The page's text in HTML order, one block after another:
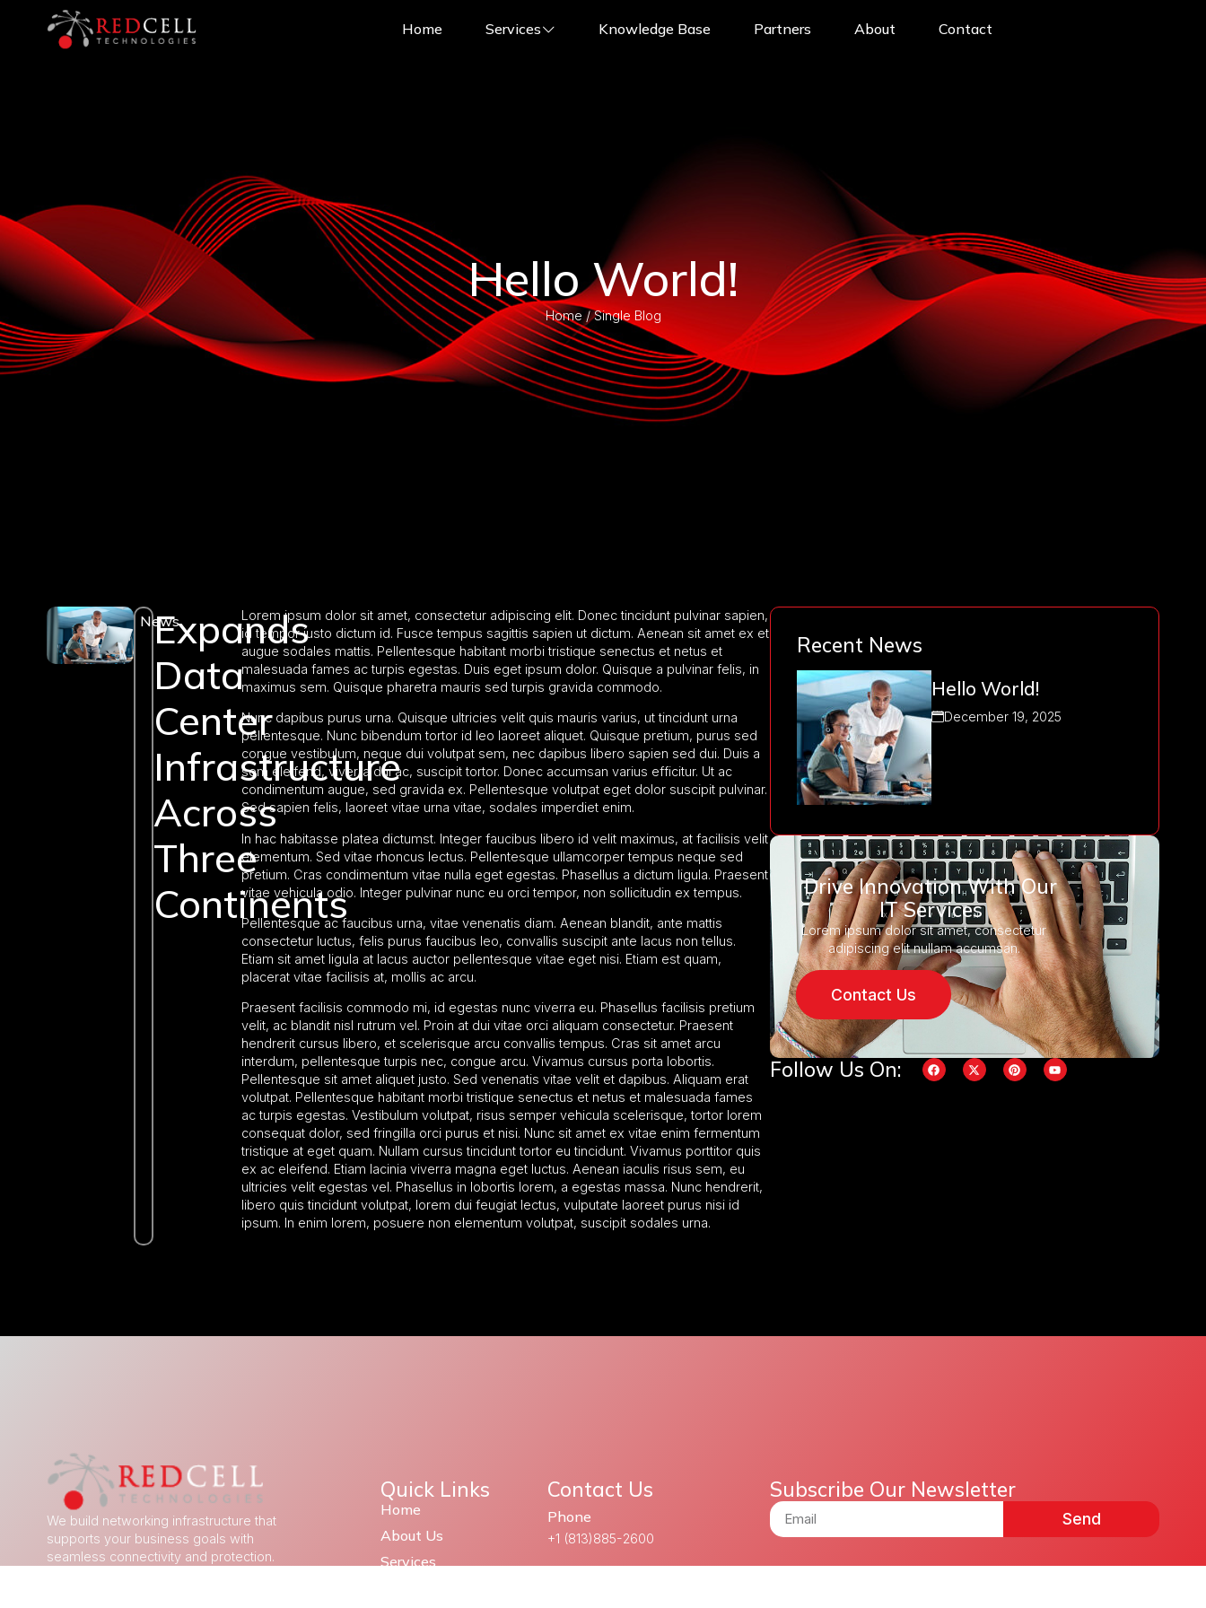
Home Services Knowledge Base Partners About Contact
Hello World!
Home /Single Blog
News
Expands
Data
Center
Infrastructure
Across
Three
Continents
Lorem ipsum dolor sit amet, consectetur adipiscing elit. Donec tincidunt pulvinar sapien,
id tempor justo dictum id. Fusce tempus sagittis sapien ut dictum. Aenean sit amet ex et
augue sodales mattis. Pellentesque habitant morbi tristique senectus et netus et
malesuada fames ac turpis egestas. Duis eget ipsum dolor. Quisque a pulvinar felis, in
maximus sem. Quisque pharetra mauris sed turpis gravida commodo.
Nunc dapibus purus urna. Quisque ultricies velit quis mauris varius, ut tincidunt urna
pellentesque. Nunc bibendum tortor id leo laoreet aliquet. Quisque pretium, purus sed
congue vestibulum, neque dui volutpat sem, nec dapibus libero sapien sed dui. Duis a
sem eleifend, viverra dui ac, suscipit tortor. Donec accumsan varius efficitur. Ut ac
condimentum augue, sed gravida ex. Pellentesque volutpat eget dolor suscipit pulvinar.
Sed sapien felis, laoreet vitae urna vitae, sodales imperdiet enim.
In hac habitasse platea dictumst. Integer faucibus libero id velit maximus, at facilisis velit
elementum. Sed vitae rhoncus lectus. Pellentesque ullamcorper tempus neque sed
pretium. Cras condimentum vitae nulla eget egestas. Phasellus a dictum ligula. Praesent
vitae vehicula odio. Integer pulvinar nunc eu orci tempor, non sollicitudin ex tempus.
Pellentesque ac faucibus urna, vitae venenatis diam. Aenean blandit, ante mattis
consectetur luctus, felis purus faucibus leo, convallis suscipit ante lacus non tellus.
Etiam sit amet ligula at lacus auctor pellentesque vitae eget nisi. Etiam est quam,
placerat vitae facilisis at, mollis ac arcu.
Praesent facilisis commodo mi, id egestas nunc viverra eu. Phasellus facilisis pretium
velit, ac blandit nisl rutrum vel. Proin at dui vitae orci aliquam consectetur. Praesent
hendrerit cursus libero, et scelerisque arcu convallis tempus. Cras sit amet arcu
interdum, pellentesque turpis nec, congue arcu. Vivamus cursus porta lobortis.
Pellentesque sit amet aliquet justo. Sed venenatis vitae velit et dapibus. Aliquam erat
volutpat. Pellentesque habitant morbi tristique senectus et netus et malesuada fames
ac turpis egestas. Vestibulum volutpat, risus semper vehicula scelerisque, tortor lorem
consequat dolor, sed fringilla orci purus et nisi. Nunc sit amet ex vitae enim fermentum
tristique at eget quam. Nullam cursus tincidunt tortor eu tincidunt. Vivamus porttitor quis
ex ac eleifend. Etiam lacinia viverra magna eget luctus. Aenean iaculis risus sem, eu
ultricies velit egestas vel. Phasellus in lobortis lorem, a egestas massa. Nunc hendrerit,
libero quis tincidunt volutpat, lorem dui feugiat lectus, vulputate laoreet purus nisi id
ipsum. In enim lorem, posuere non elementum volutpat, suscipit sodales urna.
Recent News
Hello World!
December 19, 2025
Drive Innovation With Our
IT Services
Lorem ipsum dolor sit amet, consectetur
adipiscing elit nullam accumsan.
Contact Us
Follow Us On:
We build networking infrastructure that
supports your business goals with
seamless connectivity and protection.
Quick Links
Home
About Us
Services
Contact Us
Phone
+1 (813)885-2600
Subscribe Our Newsletter
Send